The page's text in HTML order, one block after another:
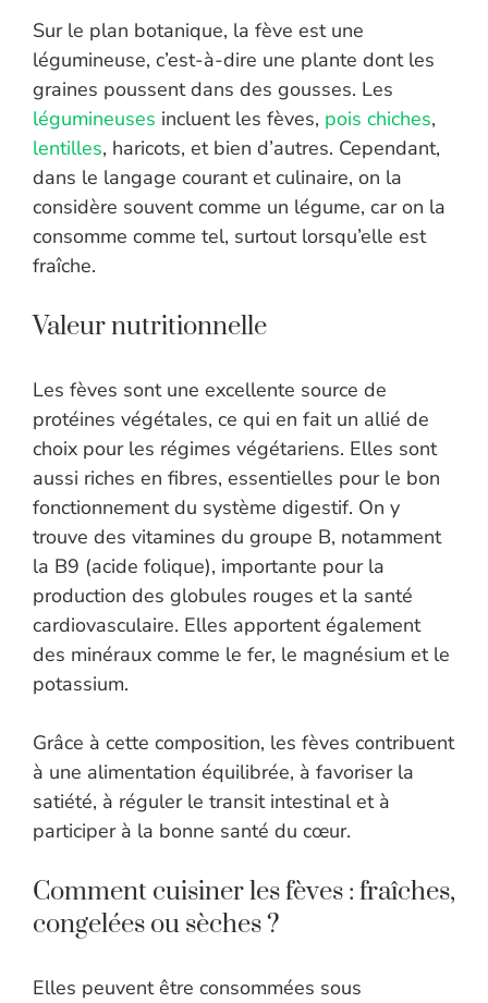
Sur le plan botanique, la fève est une
légumineuse, c’est-à-dire une plante dont les
graines poussent dans des gousses. Les
légumineuses incluent les fèves, pois chiches,
lentilles, haricots, et bien d’autres. Cependant,
dans le langage courant et culinaire, on la
considère souvent comme un légume, car on la
consomme comme tel, surtout lorsqu’elle est
fraîche.
Valeur nutritionnelle
Les fèves sont une excellente source de
protéines végétales, ce qui en fait un allié de
choix pour les régimes végétariens. Elles sont
aussi riches en fibres, essentielles pour le bon
fonctionnement du système digestif. On y
trouve des vitamines du groupe B, notamment
la B9 (acide folique), importante pour la
production des globules rouges et la santé
cardiovasculaire. Elles apportent également
des minéraux comme le fer, le magnésium et le
potassium.
Grâce à cette composition, les fèves contribuent
à une alimentation équilibrée, à favoriser la
satiété, à réguler le transit intestinal et à
participer à la bonne santé du cœur.
Comment cuisiner les fèves : fraîches,
congelées ou sèches ?
Elles peuvent être consommées sous